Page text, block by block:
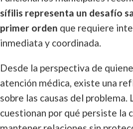
sífilis representa un desafío
primer orden que requiere
inmediata y coordinada.
Desde la perspectiva de
atención médica, existe una
sobre las causas del problema.
cuestionan por qué persiste la